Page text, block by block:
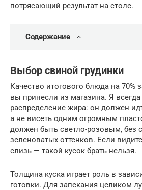
потрясающий результат на столе.
Содержание
Выбор свиной грудинки
Качество итогового блюда на 70%
вы принесли из магазина. Я
распределение жира: он должен
а не висеть одним огромным
должен быть светло-розовым, без
зеленоватых оттенков. Если
слизь — такой кусок брать нельзя.
Толщина куска играет роль в
готовки. Для запекания целиком